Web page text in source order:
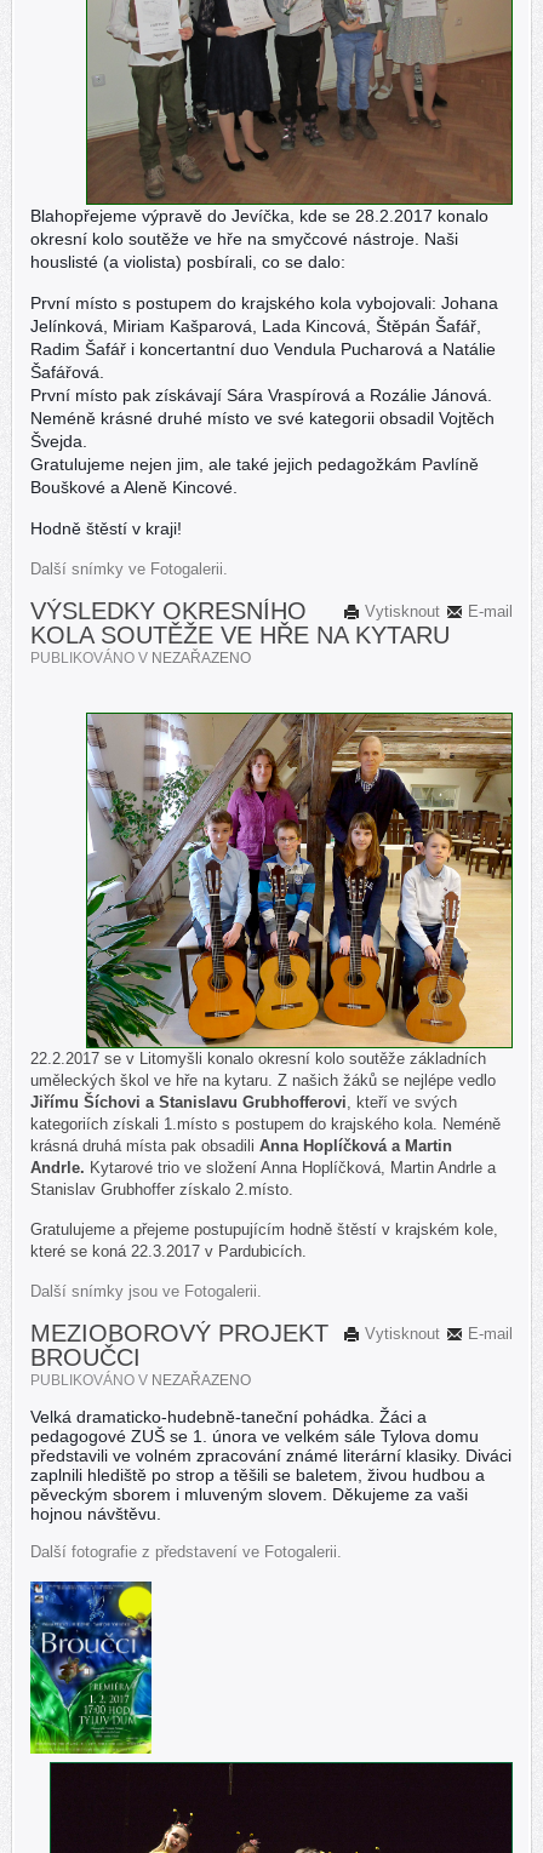
Blahopřejeme výpravě do Jevíčka, kde se 28.2.2017 konalo
okresní kolo soutěže ve hře na smyčcové nástroje. Naši
houslisté (a violista) posbírali, co se dalo:
První místo s postupem do krajského kola vybojovali: Johana
Jelínková, Miriam Kašparová, Lada Kincová, Štěpán Šafář,
Radim Šafář i koncertantní duo Vendula Pucharová a Natálie
Šafářová.
První místo pak získávají Sára Vraspírová a Rozálie Jánová.
Neméně krásné druhé místo ve své kategorii obsadil Vojtěch
Švejda.
Gratulujeme nejen jim, ale také jejich pedagožkám Pavlíně
Bouškové a Aleně Kincové.
Hodně štěstí v kraji!
Další snímky ve Fotogalerii.
E-mail
Vytisknout
VÝSLEDKY OKRESNÍHO
KOLA SOUTĚŽE VE HŘE NA KYTARU
PUBLIKOVÁNO V NEZAŘAZENO
22.2.2017 se v Litomyšli konalo okresní kolo soutěže základních
uměleckých škol ve hře na kytaru. Z našich žáků se nejlépe vedlo
Jiřímu Šíchovi a Stanislavu Grubhofferovi, kteří ve svých
kategoriích získali 1.místo s postupem do krajského kola. Neméně
krásná druhá místa pak obsadili Anna Hoplíčková a Martin
Andrle. Kytarové trio ve složení Anna Hoplíčková, Martin Andrle a
Stanislav Grubhoffer získalo 2.místo.
Gratulujeme a přejeme postupujícím hodně štěstí v krajském kole,
které se koná 22.3.2017 v Pardubicích.
Další snímky jsou ve Fotogalerii.
E-mail
Vytisknout
MEZIOBOROVÝ PROJEKT
BROUČCI
PUBLIKOVÁNO V NEZAŘAZENO
Velká dramaticko-hudebně-taneční pohádka. Žáci a
pedagogové ZUŠ se 1. února ve velkém sále Tylova domu
představili ve volném zpracování známé literární klasiky. Diváci
zaplnili hlediště po strop a těšili se baletem, živou hudbou a
pěveckým sborem i mluveným slovem. Děkujeme za vaši
hojnou návštěvu.
Další fotografie z představení ve Fotogalerii.